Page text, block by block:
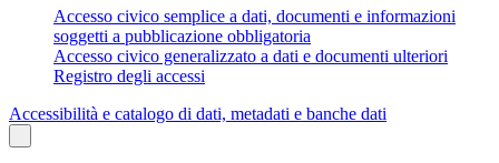
Accesso civico semplice a dati, documenti e informazioni
soggetti a pubblicazione obbligatoria
Accesso civico generalizzato a dati e documenti ulteriori
Registro degli accessi
Accessibilità e catalogo di dati, metadati e banche dati